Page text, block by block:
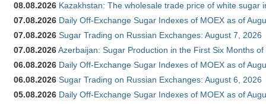
08.08.2026 Kazakhstan: The wholesale trade price of white sugar
07.08.2026 Daily Off-Exchange Sugar Indexes of MOEX as of
07.08.2026 Sugar Trading on Russian Exchanges: August 7, 2026
07.08.2026Azerbaijan: Sugar Production in the First Six Months of
06.08.2026 Daily Off-Exchange Sugar Indexes of MOEX as of
06.08.2026 Sugar Trading on Russian Exchanges: August 6, 2026
05.08.2026 Daily Off-Exchange Sugar Indexes of MOEX as of